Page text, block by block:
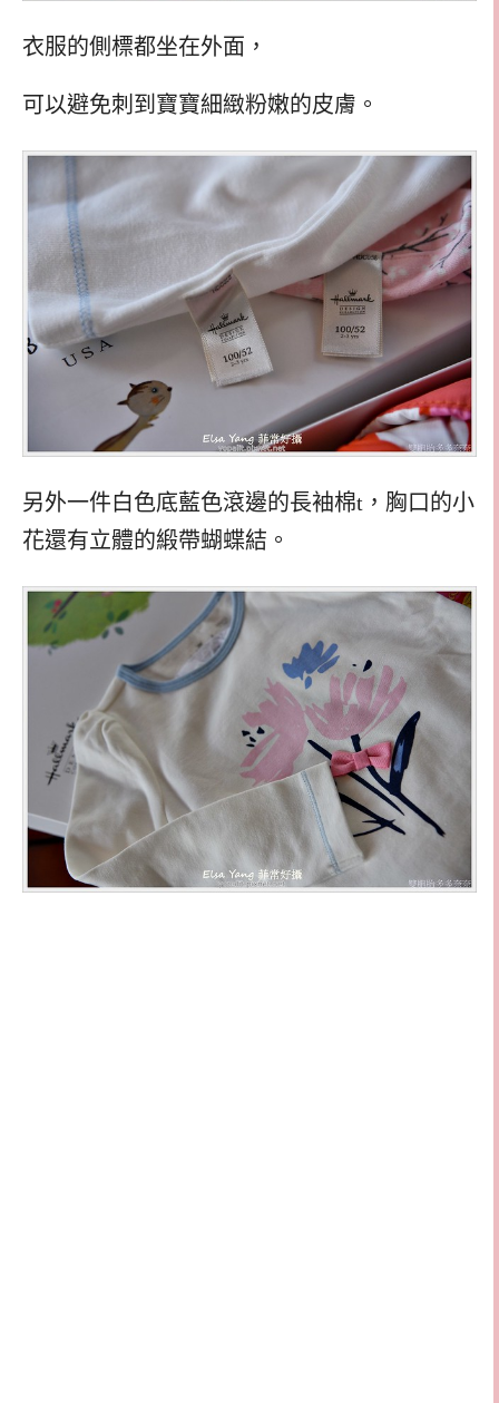
衣服的側標都坐在外面，
可以避免刺到寶寶細緻粉嫩的皮膚。
另外一件白色底藍色滾邊的長袖棉t ，胸口的小
花還有立體的緞帶蝴蝶結。